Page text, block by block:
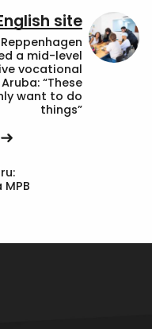
site
a mid-level
vocational
“These
want to do
things”